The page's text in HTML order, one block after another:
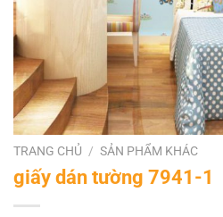
TRANG CHỦ / SẢN PHẨM KHÁC
giấy dán tường 7941-1